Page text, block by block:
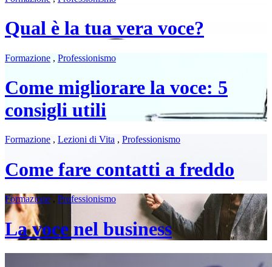
Qual è la tua vera voce?
Formazione , Professionismo
Come migliorare la voce: 5
consigli utili
Formazione , Lezioni di Vita , Professionismo
Come fare contatti a freddo
Formazione , Professionismo
La voce nel business